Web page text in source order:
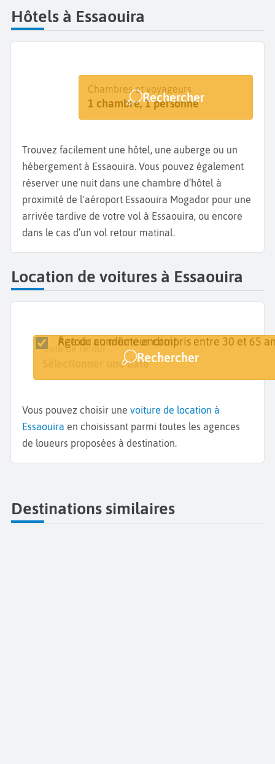
Hôtels à Essaouira
Destination
Essaouira
Dates
Dates de votre séjour
Chambres et voyageurs
1 chambre, 1 personne
Rechercher
Trouvez facilement une hôtel, une auberge ou un
hébergement à Essaouira. Vous pouvez également
réserver une nuit dans une chambre d’hôtel à
proximité de l'aéroport Essaouira Mogador pour une
arrivée tardive de votre vol à Essaouira, ou encore
dans le cas d’un vol retour matinal.
Location de voitures à Essaouira
Lieu de retrait
Date de retrait
Sélectionner une date
Date de retour
Sélectionner une date
Retour au même endroit
Âge du conducteur compris entre 30 et 65
Rechercher
Vous pouvez choisir une voiture de location à
Essaouira en choisissant parmi toutes les agences
de loueurs proposées à destination.
Destinations similaires